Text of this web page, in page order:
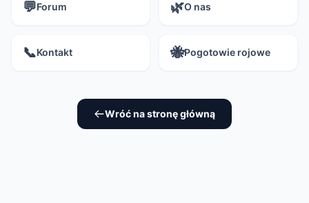
💬Forum 🌿O nas
📞Kontakt 🐝Pogotowie rojowe
Wróć na stronę główną